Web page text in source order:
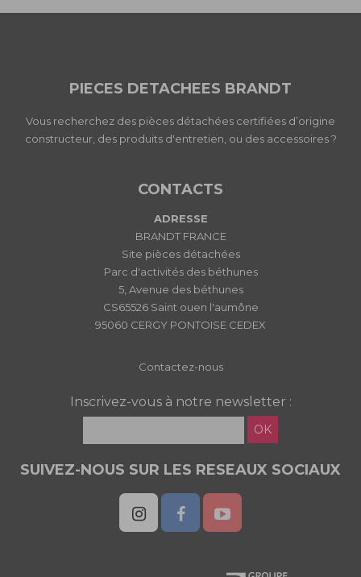
PIECES DETACHEES BRANDT
Vous recherchez des pièces détachées certifiées d’origine
constructeur, des produits d'entretien, ou des accessoires ?
CONTACTS
ADRESSE
BRANDT FRANCE
Site pièces détachées
Parc d'activités des béthunes
5, Avenue des béthunes
CS65526 Saint ouen l'aumône
95060 CERGY PONTOISE CEDEX
Contactez-nous
Inscrivez-vous à notre newsletter :
OK
SUIVEZ-NOUS SUR LES RESEAUX SOCIAUX